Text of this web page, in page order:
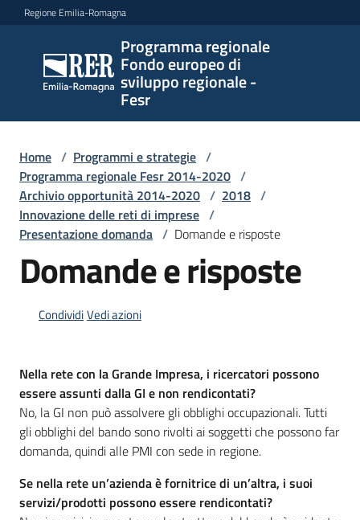
Vai al contenuto
Vai alla navigazione
Vai al footer
Regione Emilia-Romagna
Programma regionale
Fondo europeo di
sviluppo regionale -
Fesr
Programma
regionale
Fondo
europeo di
regionale -
Fesr
Programmi
Opportunità
Progetti
e
Home / Programmi e strategie /
Programma regionale Fesr 2014-2020 /
Archivio opportunità 2014-2020 / 2018 /
Innovazione delle reti di imprese /
Presentazione domanda / Domande e risposte
Domande e risposte
CondividiVedi azioni
Nella rete con la Grande Impresa, i ricercatori possono
essere assunti dalla GI e non rendicontati?
No, la GI non può assolvere gli obblighi occupazionali. Tutti
gli obblighi del bando sono rivolti ai soggetti che possono far
domanda, quindi alle PMI con sede in regione.
Se nella rete un’azienda è fornitrice di un’altra, i suoi
servizi/prodotti possono essere rendicontati?